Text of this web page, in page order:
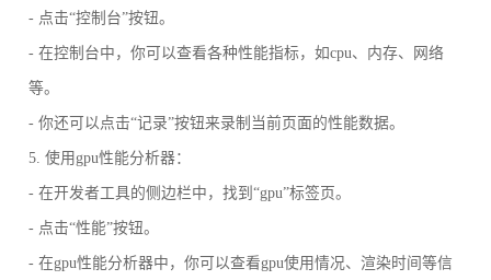
- 点击“控制台”按钮。
- 在控制台中，你可以查看各种性能指标，如cpu、内存、网络
等。
- 你还可以点击“记录”按钮来录制当前页面的性能数据。
5. 使用gpu性能分析器：
- 在开发者工具的侧边栏中，找到“gpu”标签页。
- 点击“性能”按钮。
- 在gpu性能分析器中，你可以查看gpu使用情况、渲染时间等信